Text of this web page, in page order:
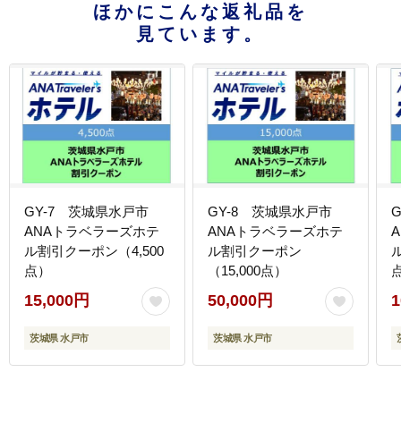
ほかにこんな返礼品を
見ています。
GY-7 茨城県水戸市
ANAトラベラーズホテ
ル割引クーポン（4,500
点）
15,000円
茨城県 水戸市
GY-8 茨城県水戸市
ANAトラベラーズホテ
ル割引クーポン
（15,000点）
50,000円
茨城県 水戸市